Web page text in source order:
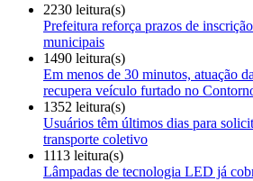
2230 leitura(s)
Prefeitura reforça prazos de
municipais
1490 leitura(s)
Em menos de 30 minutos, atuação
recupera veículo furtado no
1352 leitura(s)
Usuários têm últimos dias para
transporte coletivo
1113 leitura(s)
Lâmpadas de tecnologia LED já